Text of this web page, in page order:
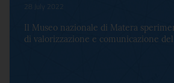
28 July 2022
Il Museo nazionale di Matera
di valorizzazione e comunicazione